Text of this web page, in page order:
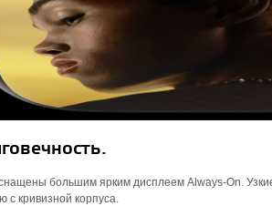
большим ярким дисплеем Always‑On.
с кривизной корпуса.